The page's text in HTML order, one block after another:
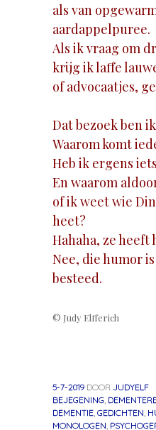
als van
aardappelpuree.
Als ik vraag om
krijg ik laffe
of advocaatjes,
Dat bezoek ben
Waarom komt
Heb ik ergens
En waarom
of ik weet wie
heet?
Hahaha, ze heeft
Nee, die humor
besteed.
© Judy Elfferich
5-7-2019 DOOR JUDYELF
BEJEGENING
DEMENTIE GEDICHTEN
MONOLOGEN